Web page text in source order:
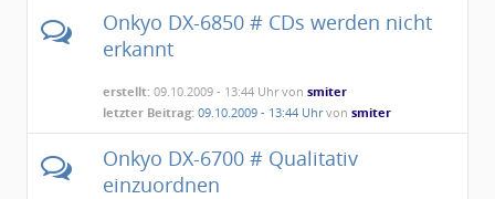
Onkyo DX-6850 # CDs werden nicht
erkannt
erstellt: 09.10.2009 - 13:44 Uhr vonsmiter
letzter Beitrag: 09.10.2009 - 13:44 Uhrvonsmiter
Onkyo DX-6700 # Qualitativ
einzuordnen